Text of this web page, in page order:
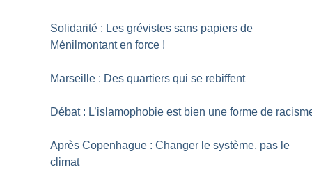
Solidarité : Les grévistes sans papiers de
Ménilmontant en force !
Marseille : Des quartiers qui se rebiffent
Débat : L’islamophobie est bien une forme de
Après Copenhague : Changer le système, pas le
climat